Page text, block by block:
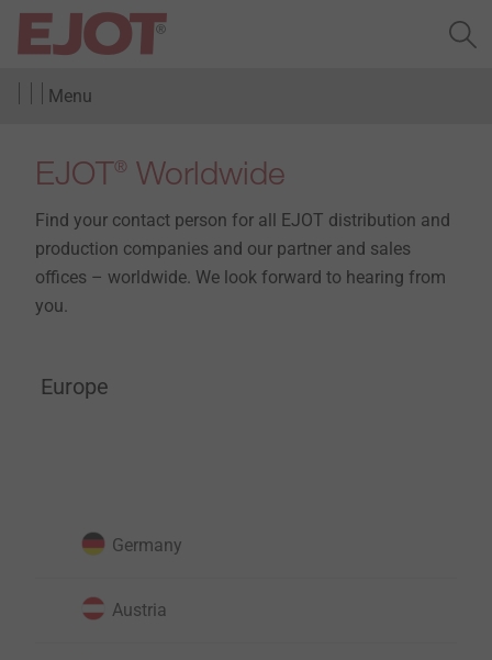
Menu
EJOT® Worldwide
Find your contact person for all EJOT distribution and
production companies and our partner and sales
offices – worldwide. We look forward to hearing from
you.
Europe
Germany
Austria